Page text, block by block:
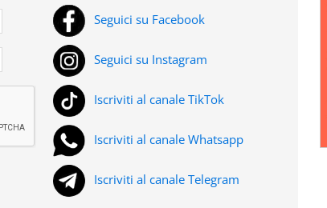
Seguici su Facebook
Seguici su Instagram
Iscriviti al canale TikTok
Iscriviti al canale Whatsapp
Iscriviti al canale Telegram